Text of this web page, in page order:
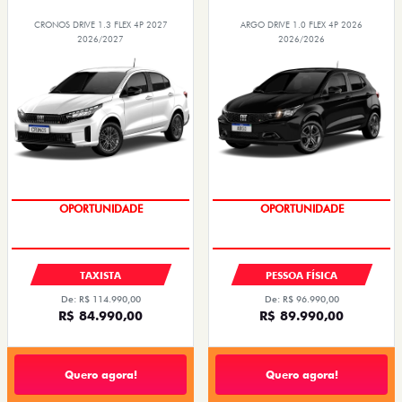
CRONOS DRIVE 1.3 FLEX 4P 2027
2026/2027
OPORTUNIDADE
TAXISTA
De: R$ 114.990,00
R$ 84.990,00
Quero agora!
ARGO DRIVE 1.0 FLEX 4P 2026
2026/2026
OPORTUNIDADE
PESSOA FÍSICA
De: R$ 96.990,00
R$ 89.990,00
Quero agora!